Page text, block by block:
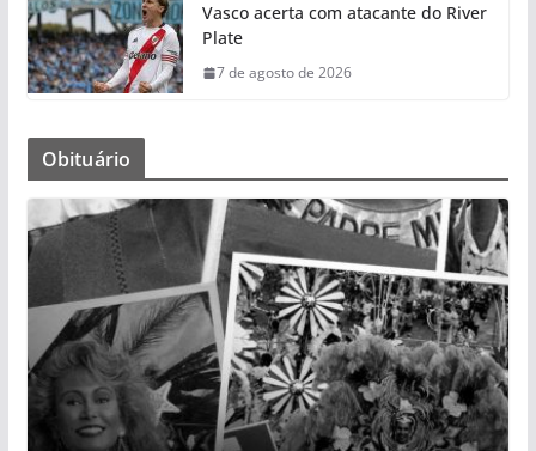
Vasco acerta com atacante do River
Plate
7 de agosto de 2026
Obituário